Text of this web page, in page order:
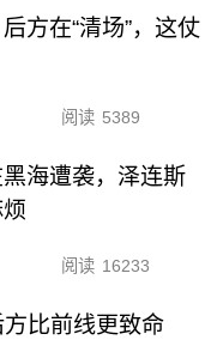
方在“清场”，这仗
阅读 5389
海遭袭，泽连斯
阅读 16233
比前线更致命